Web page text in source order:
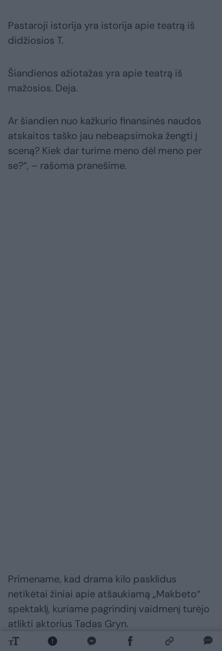
Pastaroji istorija yra istorija apie teatrą iš
didžiosios T.
Šiandienos ažiotažas yra apie teatrą iš
mažosios. Deja.
Ar šiandien nuo kažkurio finansinės naudos
atskaitos taško jau nebeapsimoka žengti į
sceną? Kiek dar turime meno dėl meno per
se?“, – rašoma pranešime.
Primename, kad drama kilo pasklidus
netikėtai žiniai apie atšaukiamą „Makbeto“
spektaklį, kuriame pagrindinį vaidmenį turėjo
atlikti aktorius Tadas Gryn.